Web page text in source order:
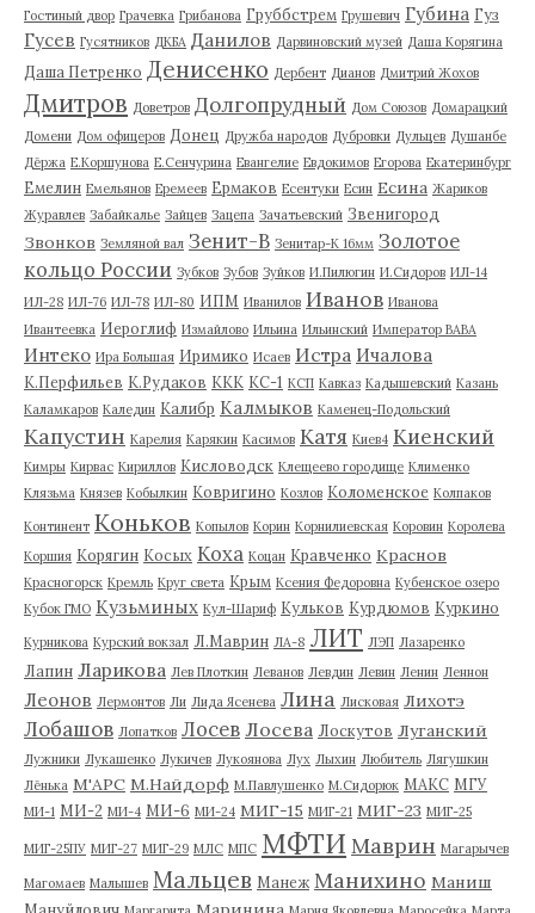
Гостиный двор Грачевка Грибанова Груббстрем Грушевич Губина Гуз
Гусев Гусятников ДКБА Данилов Дарвиновский музей Даша Корягина
Даша Петренко Денисенко Дербент Дианов Дмитрий Жохов
Дмитров Доветров Долгопрудный Дом Союзов Домарацкий
Домени Дом офицеров Донец Дружба народов Дубровки Дульцев Душанбе
Дёржа Е.Коршунова Е.Сенчурина Евангелие Евдокимов Егорова Екатеринбург
Емелин Емельянов Еремеев Ермаков Есентуки Есин Есина Жариков
Журавлев Забайкалье Зайцев Зацепа Зачатьевский Звенигород
Звонков Земляной вал Зенит-В Зенитар-К 16мм Золотое
кольцо России Зубков Зубов Зуйков И.Пилюгин И.Сидоров ИЛ-14
ИЛ-28 ИЛ-76 ИЛ-78 ИЛ-80 ИПМ Иванилов Иванов Иванова
Ивантеевка Иероглиф Измайлово Ильина Ильинский Император ВАВА
Интеко Ира Большая Иримико Исаев Истра Ичалова
К.Перфильев К.Рудаков ККК КС-1 КСП Кавказ Кадышевский Казань
Каламкаров Каледин Калибр Калмыков Каменец-Подольский
Капустин Карелия Карякин Касимов Катя Киев4 Киенский
Кимры Кирвас Кириллов Кисловодск Клещеево городище Клименко
Клязьма Князев Кобылкин Ковригино Козлов Коломенское Колпаков
Континент Коньков Копылов Корин Корнилиевская Коровин Королева
Коршия Корягин Косых Коха Коцан Кравченко Краснов
Красногорск Кремль Круг света Крым Ксения Федоровна Кубенское озеро
Кубок ГМО Кузьминых Кул-Шариф Кульков Курдюмов Куркино
Курникова Курский вокзал Л.Маврин ЛА-8 ЛИТ ЛЭП Лазаренко
Лапин Ларикова Лев Плоткин Леванов Левдин Левин Ленин Леннон
Леонов Лермонтов Ли Лида Ясенева Лина Лисковая Лихотэ
Лобашов Лопатков Лосев Лосева Лоскутов Луганский
Лужники Лукашенко Лукичев Лукоянова Лух Лыхин Любитель Лягушкин
Лёнька М'АРС М.Найдорф М.Павлушенко М.Сидорюк МАКС МГУ
МИ-1 МИ-2 МИ-4 МИ-6 МИ-24 МИГ-15 МИГ-21 МИГ-23 МИГ-25
МИГ-25ПУ МИГ-27 МИГ-29 МЛС МПС МФТИ Маврин Магарычев
Магомаев Малышев Мальцев Манеж Манихино Маниш